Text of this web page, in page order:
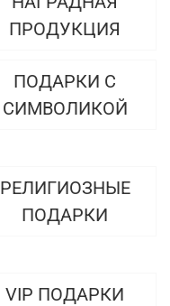
ПРОДУКЦИЯ
ПОДАРКИ С
СИМВОЛИКОЙ
РЕЛИГИОЗНЫЕ
ПОДАРКИ
VIP ПОДАРКИ